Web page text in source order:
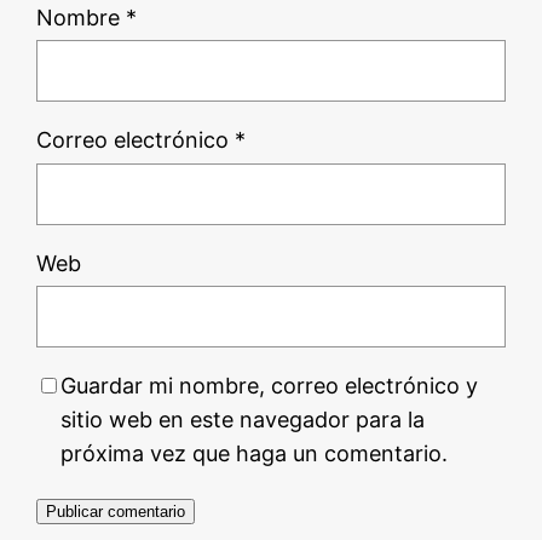
Nombre *
Correo electrónico *
Web
Guardar mi nombre, correo electrónico y
sitio web en este navegador para la
próxima vez que haga un comentario.